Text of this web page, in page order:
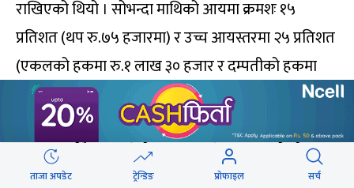
राखिएको थियो । सोभन्दा माथिको आयमा क्रमशः १५
प्रतिशत (थप रु.७५ हजारमा) र उच्च आयस्तरमा २५ प्रतिशत
(एकलको हकमा रु.१ लाख ३० हजार र दम्पतीको हकमा
रु.१ लाख ५० हजार भन्दा माथिको आयमा) करको व्यवस्था
गरिएको थियो । दोस्रो स्ल्याबको हकमा कर छुट सीमाको
१.३७ गुणा धेरै जुन अहिले जम्मा एक तिहाइ मात्र रहेको छ ।
ताजा अपडेट ट्रेन्डिङ प्रोफाइल सर्च